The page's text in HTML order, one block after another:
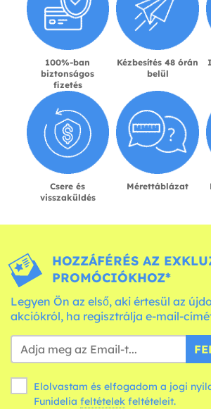
100%-ban
biztonságos
fizetés
Kézbesítés 48 órán
belül
Csere és
visszaküldés
Mérettáblázat
HOZZÁFÉRÉS AZ
PROMÓCIÓKHOZ*
Legyen Ön az első, aki értesül az
akciókról, ha regisztrálja e-mail-
Elolvastam és elfogadom a jogi
Funidelia feltételek feltételeit.